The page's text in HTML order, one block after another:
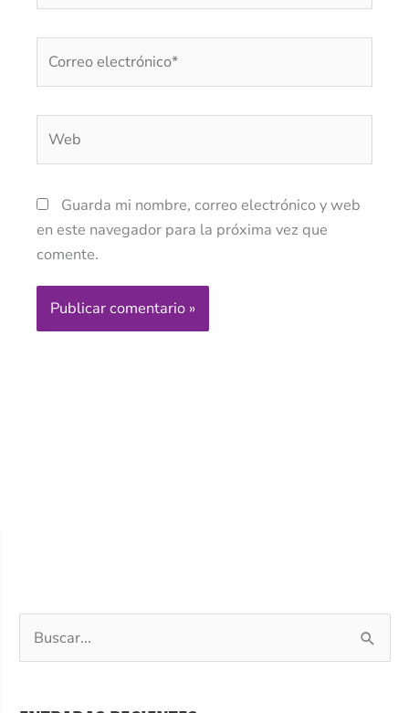
electrónico*
Guarda mi nombre, correo electrónico y web
en este navegador para la próxima vez que
comente.
Buscar
por: